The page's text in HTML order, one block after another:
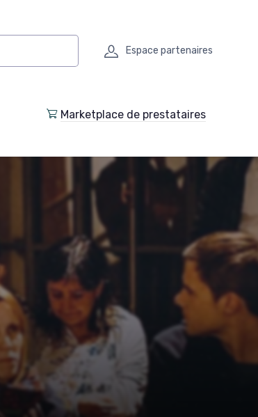
Espace partenaires
Marketplace de prestataires